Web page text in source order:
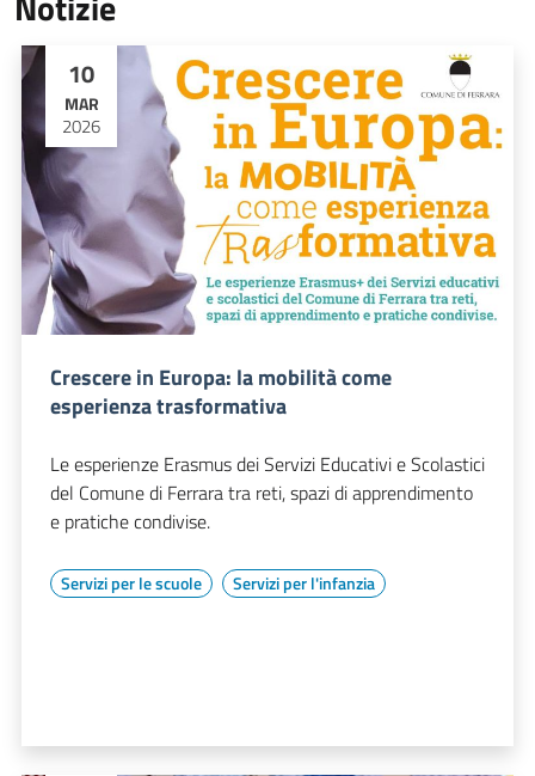
10
MAR
2026
Crescere in Europa: la mobilità come
esperienza trasformativa
Le esperienze Erasmus dei Servizi Educativi e Scolastici
del Comune di Ferrara tra reti, spazi di apprendimento
e pratiche condivise.
Servizi per le scuole Servizi per l'infanzia